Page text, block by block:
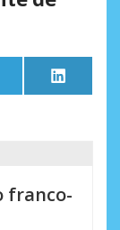
Telegram
en
LinkedIn
franco-